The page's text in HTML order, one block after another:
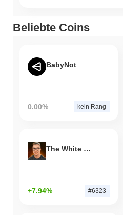
Beliebte Coins
BabyNot
0.00% kein Rang
The White Bull
+7.94% #6323